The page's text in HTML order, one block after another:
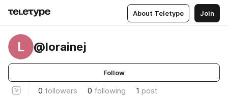
About Teletype Join
L @lorainej
Follow
0 followers 0 following 1 post